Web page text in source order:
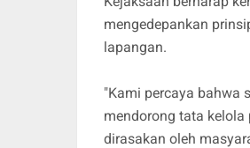
mengedepankan
lapangan.
"Kami percaya bahwa
mendorong tata kelola
dirasakan oleh